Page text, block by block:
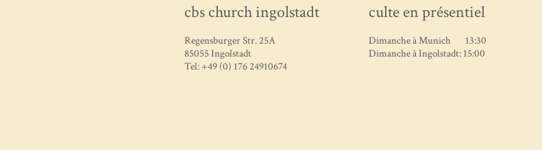
cbs church ingolstadt
Regensburger Str. 25A
85055 Ingolstadt
Tel: +49 (0) 176 24910674
culte en présentiel
Dimanche à Munich 13:30
Dimanche à Ingolstadt: 15:00